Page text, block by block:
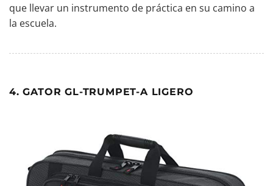
que llevar un instrumento de práctica en su camino a
la escuela.
4. GATOR GL-TRUMPET-A LIGERO